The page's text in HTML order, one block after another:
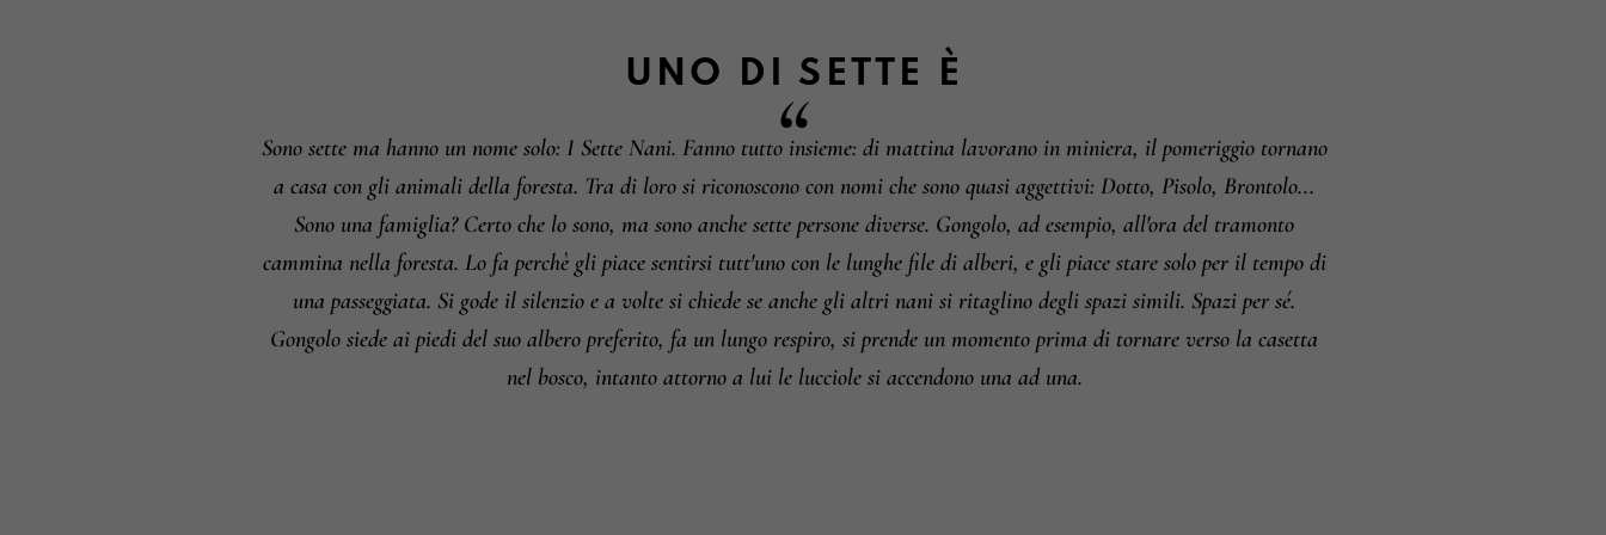
UNO DI SETTE È
Sono sette ma hanno un nome solo: I Sette Nani. Fanno tutto insieme: di mattina lavorano in miniera, il pomeriggio tornano
a casa con gli animali della foresta. Tra di loro si riconoscono con nomi che sono quasi aggettivi: Dotto, Pisolo, Brontolo...
Sono una famiglia? Certo che lo sono, ma sono anche sette persone diverse. Gongolo, ad esempio, all'ora del tramonto
cammina nella foresta. Lo fa perchè gli piace sentirsi tutt'uno con le lunghe file di alberi, e gli piace stare solo per il tempo di
una passeggiata. Si gode il silenzio e a volte si chiede se anche gli altri nani si ritaglino degli spazi simili. Spazi per sé.
Gongolo siede ai piedi del suo albero preferito, fa un lungo respiro, si prende un momento prima di tornare verso la casetta
nel bosco, intanto attorno a lui le lucciole si accendono una ad una.